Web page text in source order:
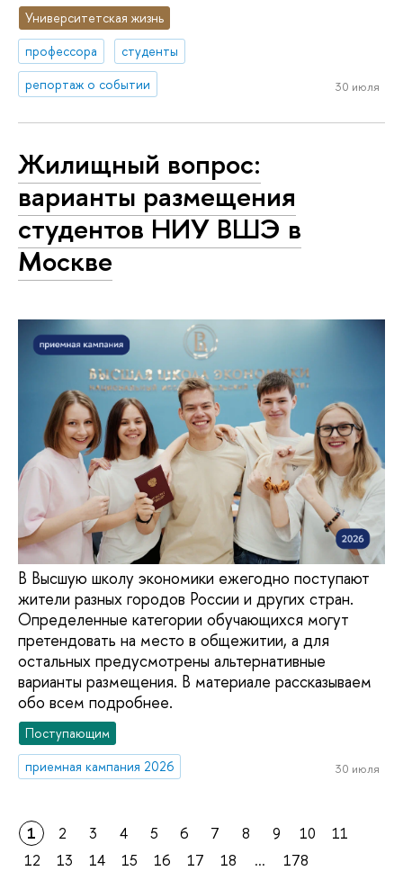
Университетская жизнь
профессора
студенты
репортаж о событии
30 июля
Жилищный вопрос:
варианты размещения
студентов НИУ ВШЭ в
Москве
В Высшую школу экономики ежегодно поступают
жители разных городов России и других стран.
Определенные категории обучающихся могут
претендовать на место в общежитии, а для
остальных предусмотрены альтернативные
варианты размещения. В материале рассказываем
обо всем подробнее.
Поступающим
приемная кампания 2026
30 июля
1 2 3 4 5 6 7 8 9 10
11
12
13 14 15 16 17 18 ... 178